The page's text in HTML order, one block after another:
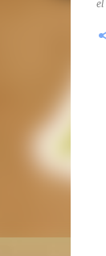
el